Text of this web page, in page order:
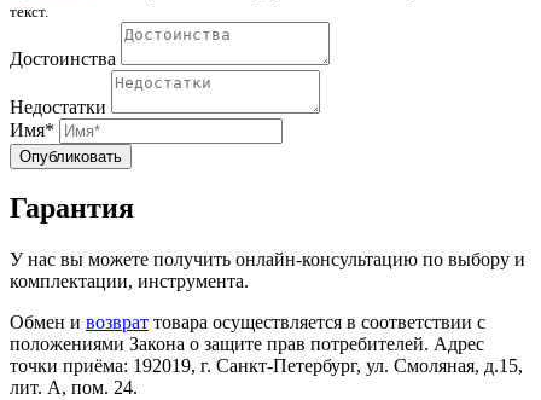
текст.
Достоинства
Недостатки
Имя*
Опубликовать
Гарантия
У нас вы можете получить онлайн-консультацию по выбору и
комплектации, инструмента.
Обмен и возврат товара осуществляется в соответствии с
положениями Закона о защите прав потребителей. Адрес
точки приёма: 192019, г. Санкт-Петербург, ул. Смоляная, д.15,
лит. А, пом. 24.